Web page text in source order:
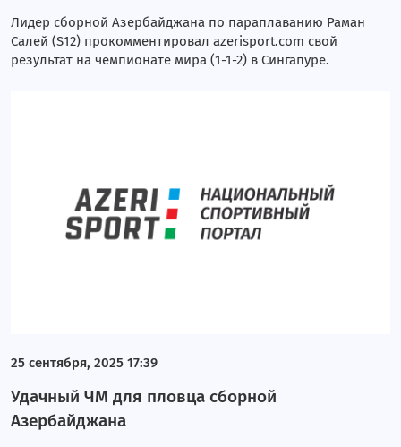
Лидер сборной Азербайджана по параплаванию Раман
Салей (S12) прокомментировал azerisport.com свой
результат на чемпионате мира (1-1-2) в Сингапуре.
25 сентября, 2025 17:39
Удачный ЧМ для пловца сборной
Азербайджана